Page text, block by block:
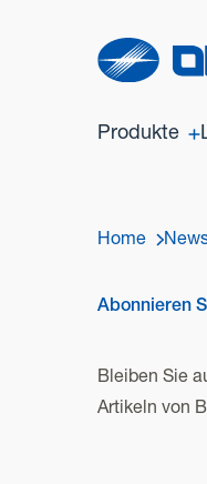
Produkte
Home
Abonnieren
Bleiben Sie
Artikeln von